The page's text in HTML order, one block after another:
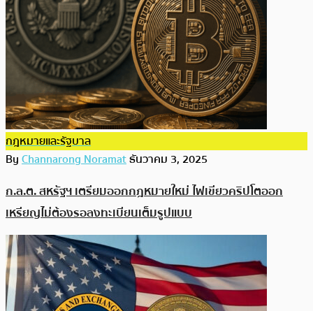
กฎหมายและรัฐบาล
ByChannarong Noramatธันวาคม 3, 2025
ก.ล.ต. สหรัฐฯ เตรียมออกกฎหมายใหม่ ไฟเขียวคริปโตออก
เหรียญไม่ต้องรอลงทะเบียนเต็มรูปแบบ